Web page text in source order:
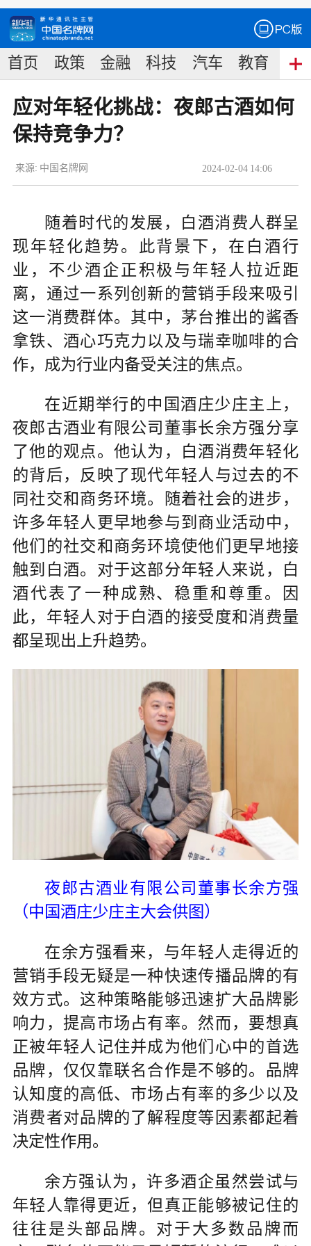
首页 政策 金融 科技 汽车 教育 食
应对年轻化挑战：夜郎古酒如何
保持竞争力？
2024-02-04 14:06
来源: 中国名牌网
随着时代的发展，白酒消费人群呈
现年轻化趋势。此背景下，在白酒行
业，不少酒企正积极与年轻人拉近距
离，通过一系列创新的营销手段来吸引
这一消费群体。其中，茅台推出的酱香
拿铁、酒心巧克力以及与瑞幸咖啡的合
作，成为行业内备受关注的焦点。
在近期举行的中国酒庄少庄主上，
夜郎古酒业有限公司董事长余方强分享
了他的观点。他认为，白酒消费年轻化
的背后，反映了现代年轻人与过去的不
同社交和商务环境。随着社会的进步，
许多年轻人更早地参与到商业活动中，
他们的社交和商务环境使他们更早地接
触到白酒。对于这部分年轻人来说，白
酒代表了一种成熟、稳重和尊重。因
此，年轻人对于白酒的接受度和消费量
都呈现出上升趋势。
夜郎古酒业有限公司董事长余方强
（中国酒庄少庄主大会供图）
在余方强看来，与年轻人走得近的
营销手段无疑是一种快速传播品牌的有
效方式。这种策略能够迅速扩大品牌影
响力，提高市场占有率。然而，要想真
正被年轻人记住并成为他们心中的首选
品牌，仅仅靠联名合作是不够的。品牌
认知度的高低、市场占有率的多少以及
消费者对品牌的了解程度等因素都起着
决定性作用。
余方强认为，许多酒企虽然尝试与
年轻人靠得更近，但真正能够被记住的
往往是头部品牌。对于大多数品牌而